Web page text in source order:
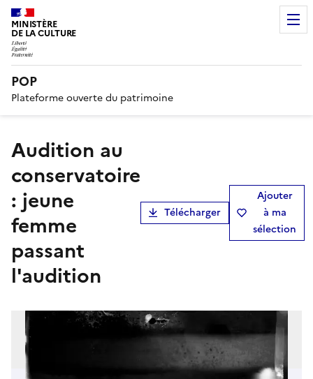
MINISTÈRE
DE LA CULTURE
POP
Plateforme ouverte du patrimoine
Audition au
conservatoire
: jeune
femme
passant
l'audition
Télécharger
Ajouter
à ma
sélection